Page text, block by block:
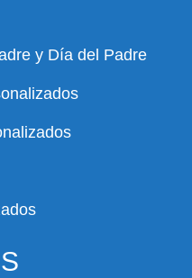
y Día del Padre